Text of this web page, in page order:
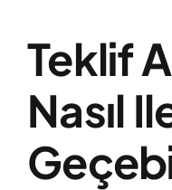
Hakkımızda
Referanslarımız
İletişim
Teklif
Nasıl